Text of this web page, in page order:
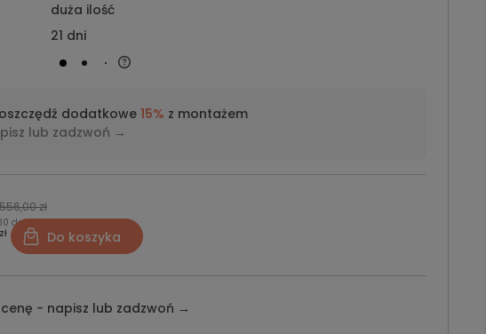
duża ilość
21 dni
dodatkowe15% z montażem
lub zadzwoń →
zł
dni przed
Do koszyka
- napisz lub zadzwoń →